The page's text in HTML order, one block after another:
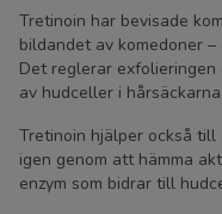
Tretinoin har bevisade
bildandet av komedoner
Det reglerar
av hudceller i
Tretinoin hjälper också
igen genom att hämma
enzym som bidrar till